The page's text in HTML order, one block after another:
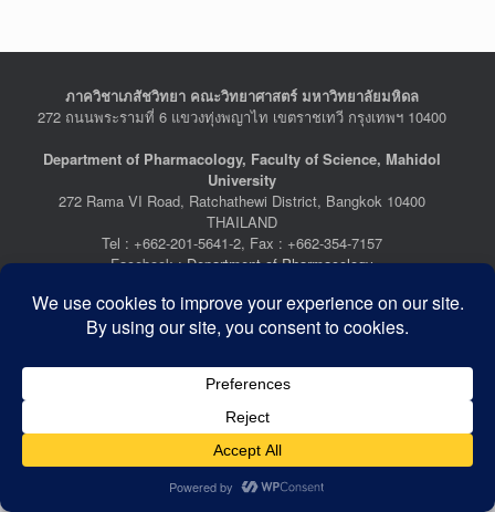
ภาควิชาเภสัชวิทยา คณะวิทยาศาสตร์ มหาวิทยาลัยมหิดล
272 ถนนพระรามที่ 6 แขวงทุ่งพญาไท เขตราชเทวี กรุงเทพฯ 10400
Department of Pharmacology, Faculty of Science, Mahidol
University
272 Rama VI Road, Ratchathewi District, Bangkok 10400
THAILAND
Tel : +662-201-5641-2, Fax : +662-354-7157
Facebook :Department of Pharmacology
Last Updated: July 21, 2026